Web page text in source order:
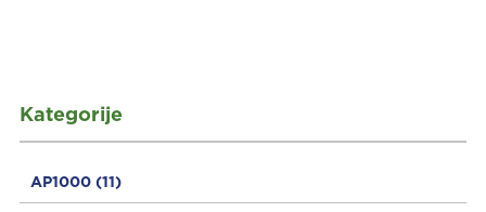
Kategorije
AP1000 (11)